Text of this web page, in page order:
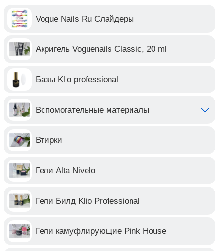
Vogue Nails Ru Слайдеры
Акригель Voguenails Classic, 20 ml
Базы Klio professional
Вспомогательные материалы
Втирки
Гели Alta Nivelo
Гели Билд Klio Professional
Гели камуфлирующие Pink House